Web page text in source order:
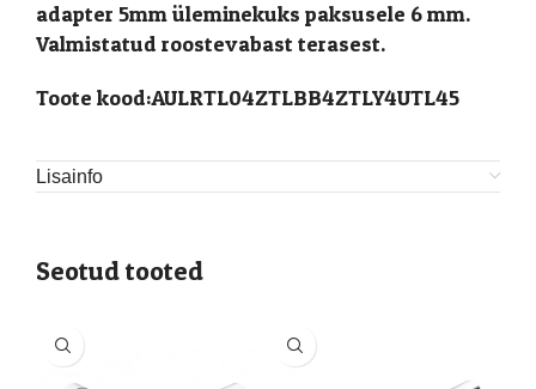
adapter 5mm üleminekuks paksusele 6 mm.
Valmistatud roostevabast terasest.
Toote kood:AULRTL04ZTLBB4ZTLY4UTL45
Lisainfo
Seotud tooted